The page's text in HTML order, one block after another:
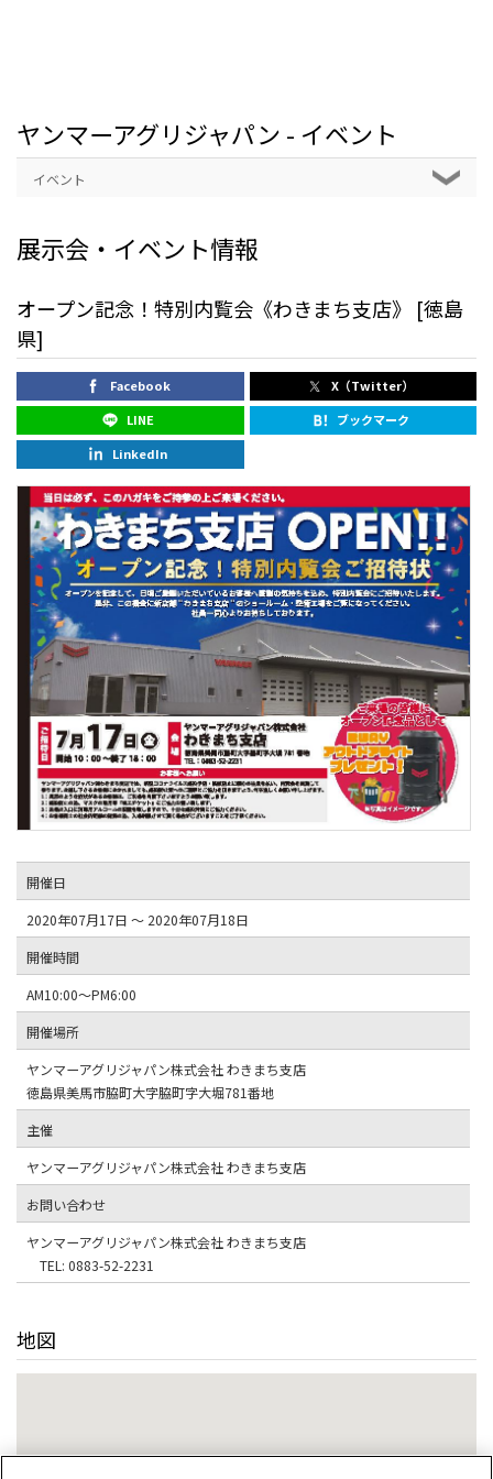
ヤンマーアグリジャパン - イベント
イベント
展示会・イベント情報
オープン記念！特別内覧会《わきまち支店》 [徳島
県]
Facebook
X（Twitter）
LINE
ブックマーク
LinkedIn
開催日
2020年07月17日 ～ 2020年07月18日
開催時間
AM10:00～PM6:00
開催場所
ヤンマーアグリジャパン株式会社 わきまち支店
徳島県美馬市脇町大字脇町字大堀781番地
主催
ヤンマーアグリジャパン株式会社 わきまち支店
お問い合わせ
ヤンマーアグリジャパン株式会社 わきまち支店
TEL: 0883-52-2231
地図